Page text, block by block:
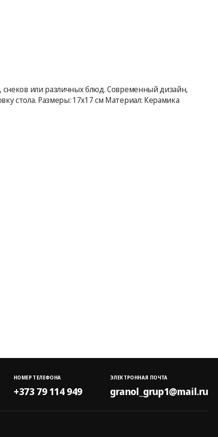
снеков или различных блюд. Современный дизайн,
стола. Размеры: 17x17 см Материал: Керамика
НОМЕР ТЕЛЕФОНА
+373 79 114 949
ЭЛЕКТРОННАЯ ПОЧТА
granol_grup1@mail.ru